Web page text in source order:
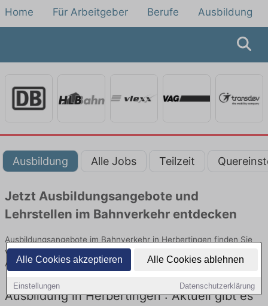
Alle Cookies akzeptieren Alle Cookies ablehnen
Einstellungen Datenschutzerklärung
Home Für Arbeitgeber Berufe Ausbildung
Ausbildung Alle Jobs Teilzeit
Jetzt Ausbildungsangebote und
Lehrstellen im Bahnverkehr entdecken
Ausbildungsangebote im Bahnverkehr in Herbertingen finden Sie
von namhaften Firmen. Entdecken Sie freie Optionen von Top-
Arbeitgebern und bewerben Sie sich noch heute.
Ausbildung in Herbertingen : Aktuell gibt es